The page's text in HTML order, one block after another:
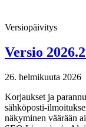
Versiopäivitys
Versio
26. helmikuuta 2026
Korjaukset ja
sähköposti-
näkyminen väärään